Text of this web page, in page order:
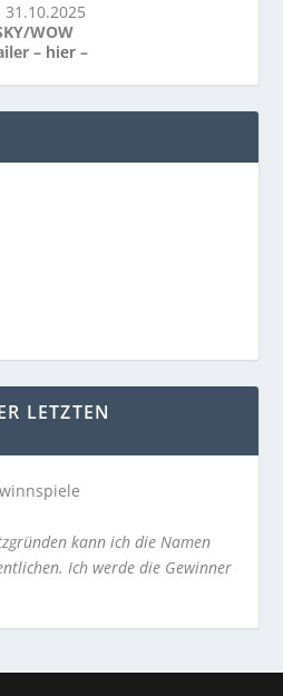
31.10.2025
WOW
– hier –
LETZTEN
kann ich die Namen
Ich werde die Gewinner